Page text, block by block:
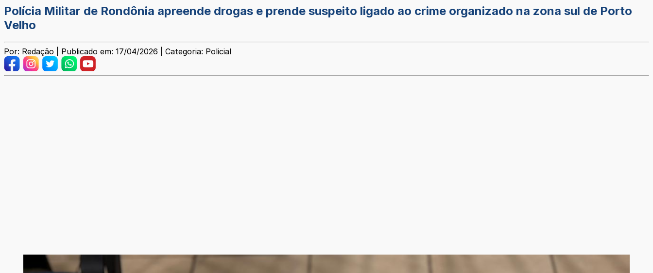
Polícia Militar de Rondônia apreende drogas e prende suspeito ligado ao crime organizado na zona sul de Porto
Velho
Por: Redação | Publicado em: 17/04/2026 | Categoria: Policial